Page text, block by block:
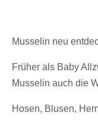
Musselin neu
Früher als Baby
Musselin auch die
Hosen, Blusen,